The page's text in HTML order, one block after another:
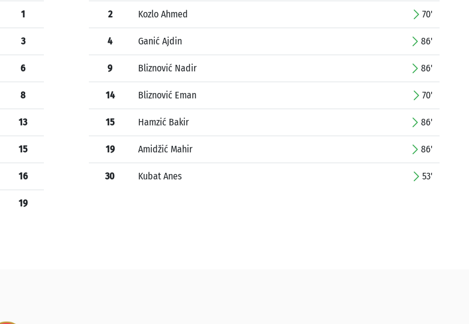
1
3
6
8
13
15
16
19
2 Kozlo Ahmed 70'
4 Ganić Ajdin 86'
9 Bliznović Nadir 86'
14 Bliznović Eman 70'
15 Hamzić Bakir 86'
19 Amidžić Mahir 86'
30 Kubat Anes 53'